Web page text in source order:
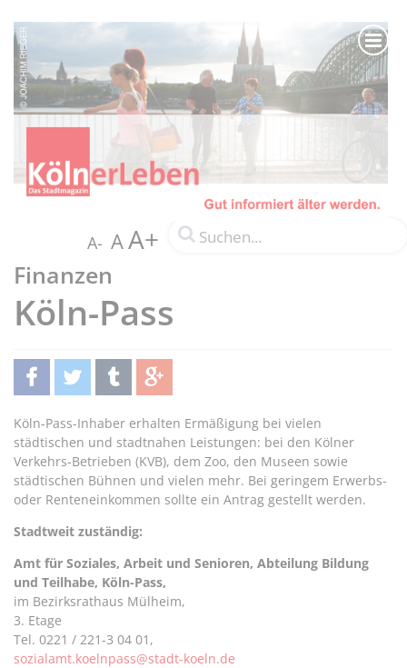
A- AA+
Finanzen
Köln-Pass
teilentwittern teilen teilen
Köln-Pass-Inhaber erhalten Ermäßigung bei vielen
städtischen und stadtnahen Leistungen: bei den Kölner
Verkehrs-Betrieben (KVB), dem Zoo, den Museen sowie
städtischen Bühnen und vielen mehr. Bei geringem Erwerbs-
oder Renteneinkommen sollte ein Antrag gestellt werden.
Stadtweit zuständig:
Amt für Soziales, Arbeit und Senioren, Abteilung Bildung
und Teilhabe, Köln-Pass,
im Bezirksrathaus Mülheim,
3. Etage
Tel. 0221 / 221-3 04 01,
sozialamt.koelnpass@stadt-koeln.de